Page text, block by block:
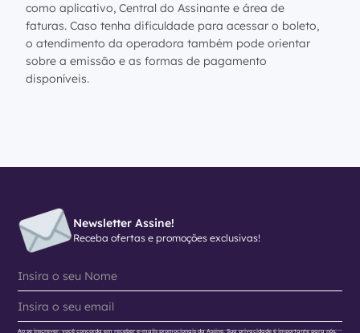
como aplicativo, Central do Assinante e área de
faturas. Caso tenha dificuldade para acessar o boleto,
o atendimento da operadora também pode orientar
sobre a emissão e as formas de pagamento
disponíveis.
Newsletter Assine!
Receba ofertas e promoções exclusivas!
Ao se inscrever, você concorda em receber e-mails promocionais da Assine. Sua privacidade é importante para nós.